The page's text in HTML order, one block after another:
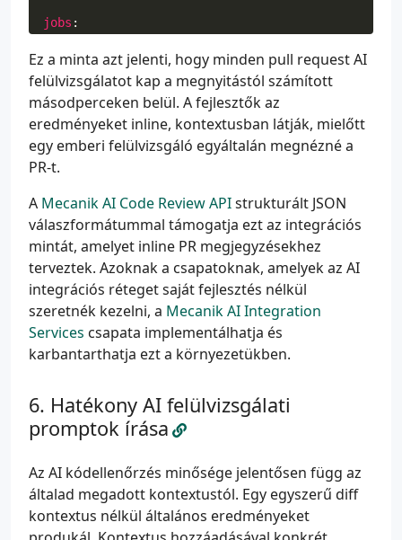
jobs :
runs-on: ubuntu-latest
steps:
- uses: actions/checkout@v4
with :
fetch-depth
run:
|
git diff origin/${{ github.base_ref
- name: Run AI code review
run: |
name:
Post review comments
uses:
actions/github-script@v7
script: |
Ez a minta azt jelenti, hogy minden pull request AI
felülvizsgálatot kap a megnyitástól számított
másodperceken belül. A fejlesztők az
eredményeket inline, kontextusban látják, mielőtt
egy emberi felülvizsgáló egyáltalán megnézné a
PR-t.
A Mecanik AI Code Review APIstrukturált JSON
válaszformátummal támogatja ezt az integrációs
mintát, amelyet inline PR megjegyzésekhez
terveztek. Azoknak a csapatoknak, amelyek az AI
integrációs réteget saját fejlesztés nélkül
szeretnék kezelni, a Mecanik AI Integration
Services csapata implementálhatja és
karbantarthatja ezt a környezetükben.
Hatékony AI felülvizsgálati
promptok írása
Az AI kódellenőrzés minősége jelentősen függ az
általad megadott kontextustól. Egy egyszerű diff
kontextus nélkül általános eredményeket